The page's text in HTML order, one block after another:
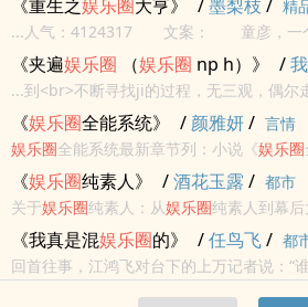
不动就灵魂抹杀！晏音表示:神他妈的灵魂
回巅峰！...
《重生之娱乐圈大亨》 /墨梨枝 / 精
...人气：4124317 文案： 童彦，一个
最危险的工作，把男朋友养得光鲜亮丽
友为了往上爬攀上了高枝，遭遇背叛的童
《夹遍娱乐圈 （娱乐圈 np h）》 /
...到<br>不断寻找ji的过程，无三观，偶尔
<br>人气歌手 演员<br>导演 摄影师
<br>同期 前辈<br>neishe生cha，当面
《娱乐圈全能系统》 / 颜雅妍/ 言情
娱乐圈全能系统最新章节列：小说《娱乐圈
乐圈全能系统全文阅读 上一世，为了梦想，她执拗又固执，身边亲近
之人皆因她死伤。<br> 梦想快
《娱乐圈纯素人》 /酒花玉露 / 都市
关于娱乐圈纯素人：从娱乐圈纯素人到幕
被逼的！！！我真的只想当一只咸鱼~本书
的小年轻在 娱乐圈呼风唤雨的故事》PS1：
喜误入。...
《我真是混娱乐圈的》 /任鸟飞/ 都
回首往事，江鸿飞对台下的上万记者说：“
的，我虽然是世界首富，但我真是混 娱乐圈